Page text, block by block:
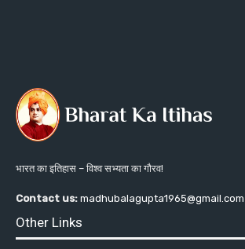
भारत का इतिहास – विश्व सभ्यता का गौरव!
Contact us: madhubalagupta1965@gmail.com
Other Links